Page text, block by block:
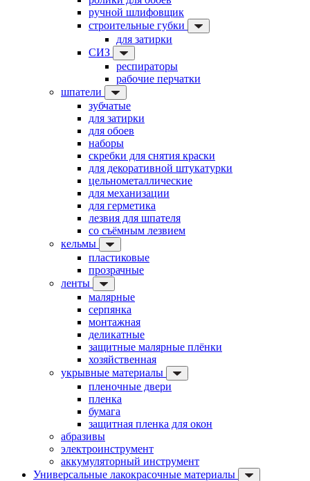
ручной шлифовщик
строительные губки
для затирки
СИЗ
респираторы
рабочие перчатки
шпатели
зубчатые
для затирки
для обоев
наборы
скребки для снятия краски
для декоративной штукатурки
цельнометаллические
для механизации
для герметика
лезвия для шпателя
со съёмным лезвием
кельмы
пластиковые
прозрачные
ленты
малярные
серпянка
монтажная
деликатные
защитные малярные плёнки
хозяйственная
укрывные материалы
пленочные двери
пленка
бумага
защитная пленка для окон
абразивы
электроинструмент
аккумуляторный инструмент
Универсальные лакокрасочные материалы